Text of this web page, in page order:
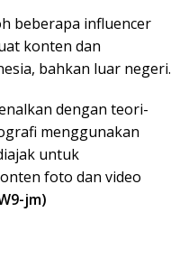
beberapa influencer
konten dan
bahkan luar negeri.
dengan teori-
menggunakan
untuk
foto dan video
jm)